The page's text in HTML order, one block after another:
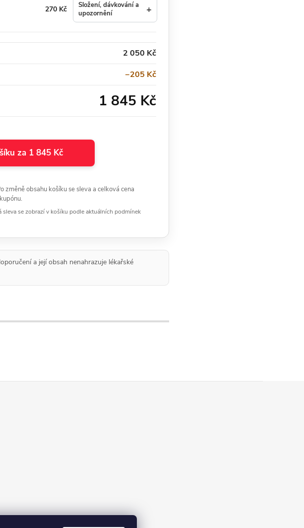
Cena:
270 Kč
Složení, dávkování a
upozornění
+
2 050 Kč
−205 Kč
1 845 Kč
za 1 845 Kč
obsahu košíku se sleva a celková cena
se zobrazí v košíku podle aktuálních podmínek
a její obsah nenahrazuje lékařské